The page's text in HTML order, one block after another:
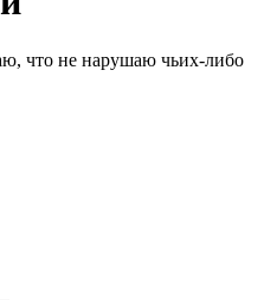
что не нарушаю чьих-либо